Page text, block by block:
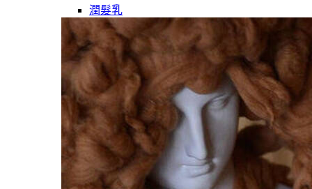
潤髮乳